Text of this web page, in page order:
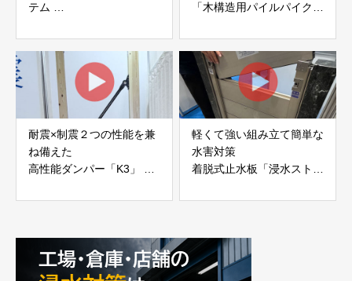
テム
JAPAN
「木構造用パイルパイクビ
耐震×制震２つの性能を兼
ね備えた
高性能ダンパー「K3」 富
軽くて強い組み立て簡単な
水害対策
着脱式止水板「浸水ストッ
富士工業株式会社